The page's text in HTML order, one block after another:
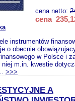
cena netto:
cena
instrumentów
o obecnie
w Polsce i
niej m.in. kwestie
>>>
A